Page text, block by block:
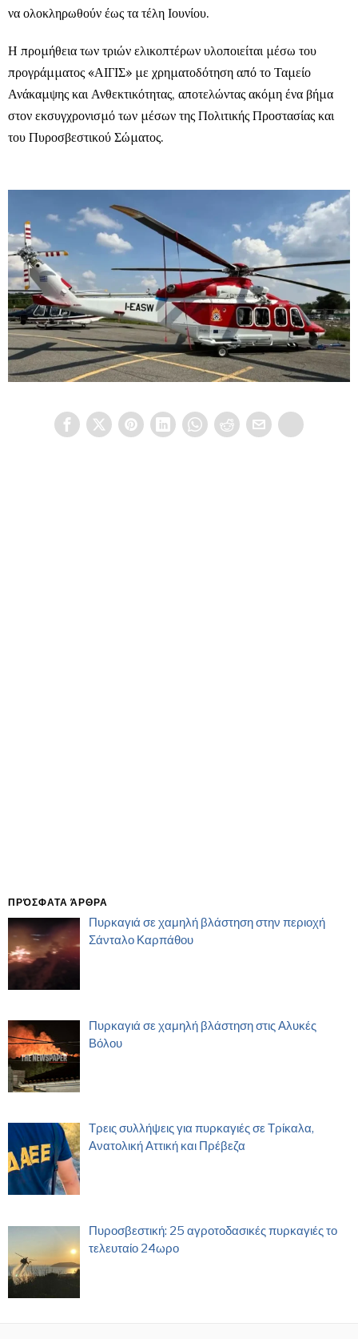
να ολοκληρωθούν έως τα τέλη Ιουνίου.
Η προμήθεια των τριών ελικοπτέρων υλοποιείται μέσω του
προγράμματος «ΑΙΓΙΣ» με χρηματοδότηση από το Ταμείο
Ανάκαμψης και Ανθεκτικότητας, αποτελώντας ακόμη ένα βήμα
στον εκσυγχρονισμό των μέσων της Πολιτικής Προστασίας και
του Πυροσβεστικού Σώματος.
ΠΡΌΣΦΑΤΑ ΆΡΘΡΑ
Πυρκαγιά σε χαμηλή βλάστηση στην περιοχή
Σάνταλο Καρπάθου
Πυρκαγιά σε χαμηλή βλάστηση στις Αλυκές
Βόλου
Τρεις συλλήψεις για πυρκαγιές σε Τρίκαλα,
Ανατολική Αττική και Πρέβεζα
Πυροσβεστική: 25 αγροτοδασικές πυρκαγιές το
τελευταίο 24ωρο